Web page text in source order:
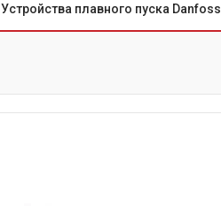
Устройства плавного пуска Danfoss